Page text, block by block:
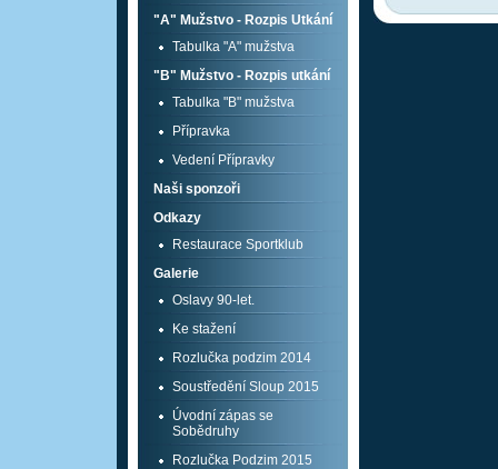
"A" Mužstvo - Rozpis Utkání
Tabulka "A" mužstva
"B" Mužstvo - Rozpis utkání
Tabulka "B" mužstva
Přípravka
Vedení Přípravky
Naši sponzoři
Odkazy
Restaurace Sportklub
Galerie
Oslavy 90-let.
Ke stažení
Rozlučka podzim 2014
Soustředění Sloup 2015
Úvodní zápas se
Sobědruhy
Rozlučka Podzim 2015